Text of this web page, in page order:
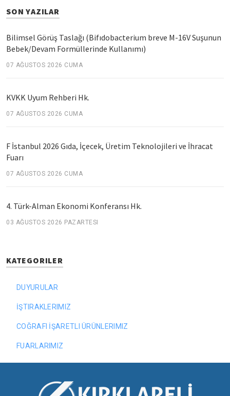
SON YAZILAR
Bilimsel Görüş Taslağı (Bifıdobacterium breve M-16V Suşunun
Bebek/Devam Formüllerinde Kullanımı)
07 AĞUSTOS 2026 CUMA
KVKK Uyum Rehberi Hk.
07 AĞUSTOS 2026 CUMA
F İstanbul 2026 Gıda, İçecek, Üretim Teknolojileri ve İhracat
Fuarı
07 AĞUSTOS 2026 CUMA
4. Türk-Alman Ekonomi Konferansı Hk.
03 AĞUSTOS 2026 PAZARTESI
KATEGORILER
DUYURULAR
İŞTIRAKLERIMIZ
COĞRAFI İŞARETLI ÜRÜNLERIMIZ
FUARLARIMIZ